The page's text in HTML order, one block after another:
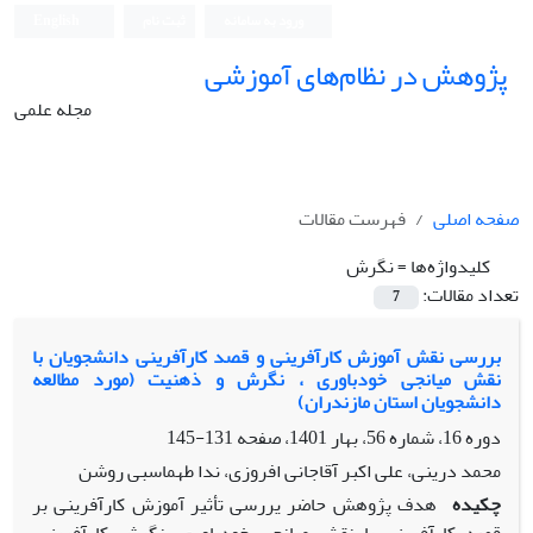
پژوهش در نظام‌های آموزشی
مجله علمی
صفحه اصلی
فهرست مقالات
کلیدواژه‌ها =نگرش
تعداد مقالات:
7
بررسی نقش آموزش کارآفرینی و قصد کارآفرینی دانشجویان با
نقش میانجی خودباوری ، نگرش و ذهنیت (مورد مطالعه
دانشجویان استان مازندران)
دوره 16، شماره 56، بهار 1401، صفحه
131-145
محمد درینی، علی اکبر آقاجانی افروزی، ندا طهماسبی روشن
چکیده هدف پژوهش حاضر یررسی تأثیر آموزش کارآفرینی بر